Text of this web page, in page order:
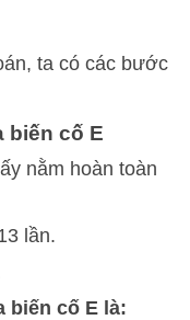
ta có các bước
biến cố E
nằm hoàn toàn
lần.
biến cố E là: